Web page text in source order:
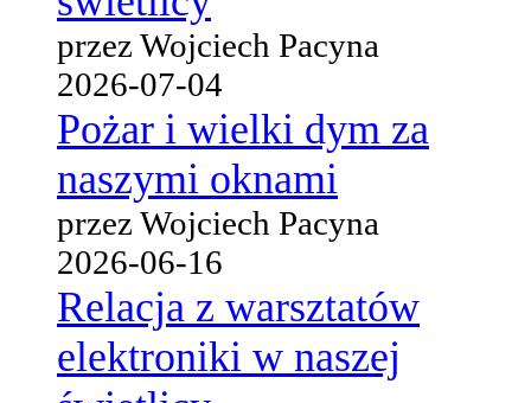
przez Wojciech Pacyna
2026-07-04
Pożar i wielki dym za
naszymi oknami
przez Wojciech Pacyna
2026-06-16
Relacja z warsztatów
elektroniki w naszej